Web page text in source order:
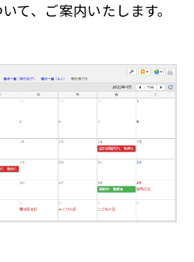
て、ご案内いたします。